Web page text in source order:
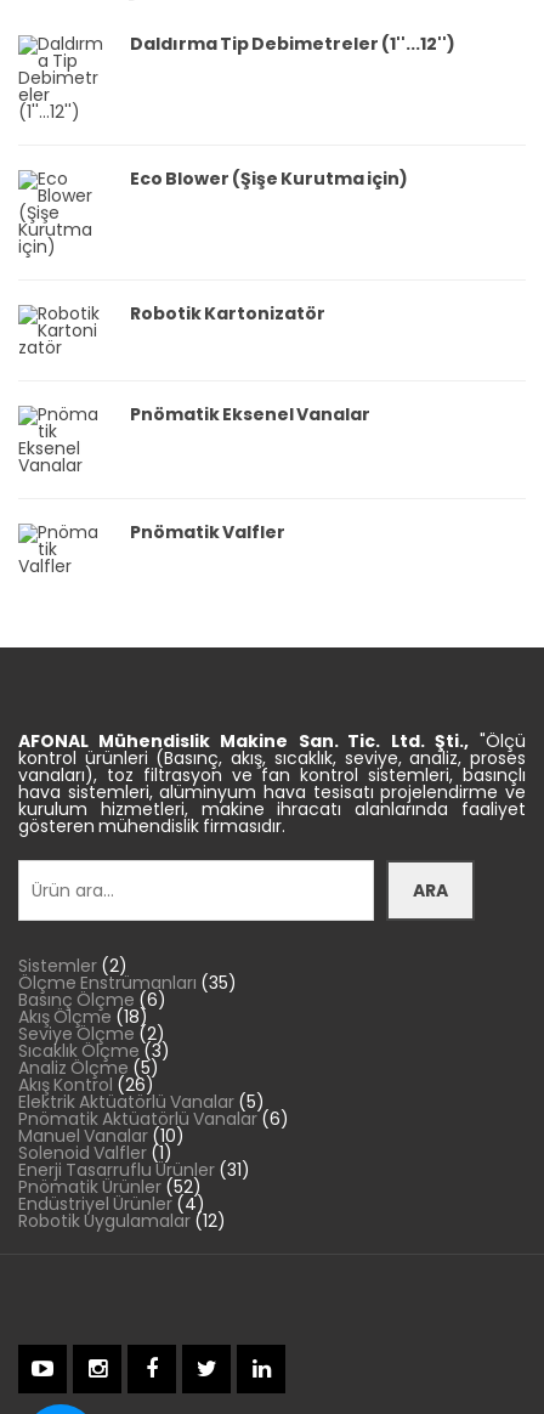
Daldırma Tip Debimetreler (1''...12'')
Eco Blower (Şişe Kurutma için)
Robotik Kartonizatör
Pnömatik Eksenel Vanalar
Pnömatik Valfler
AFONAL Mühendislik Makine San. Tic. Ltd. Şti., "Ölçü
kontrol ürünleri (Basınç, akış, sıcaklık, seviye, analiz, proses
vanaları), toz filtrasyon ve fan kontrol sistemleri, basınçlı
hava sistemleri, alüminyum hava tesisatı projelendirme ve
kurulum hizmetleri, makine ihracatı alanlarında faaliyet
gösteren mühendislik firmasıdır.
Ara
ARA
Sistemler 22
ürün
Ölçme Enstrümanları 3535
ürün
Basınç Ölçme 66
ürün
Akış Ölçme 1818
ürün
Seviye Ölçme 22
ürün
Sıcaklık Ölçme 33
ürün
Analiz Ölçme 55
ürün
Akış Kontrol 2626
ürün
Elektrik Aktüatörlü Vanalar 55
ürün
Pnömatik Aktüatörlü Vanalar 66
ürün
Manuel Vanalar 1010
ürün
Solenoid Valfler 11
ürün
Enerji Tasarruflu Ürünler 3131
ürün
Pnömatik Ürünler 5252
ürün
Endüstriyel Ürünler 44
ürün
Robotik Uygulamalar 1212
ürün